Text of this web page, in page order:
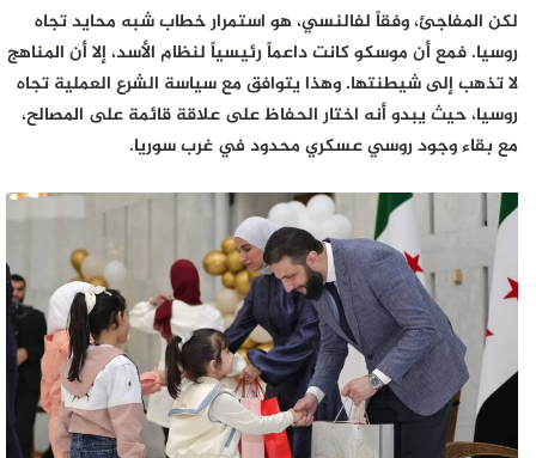
لكن المفاجئ، وفقاً لفالنسي، هو استمرار خطاب شبه محايد تجاه
روسيا. فمع أن موسكو كانت داعماً رئيسياً لنظام الأسد، إلا أن المناهج
لا تذهب إلى شيطنتها. وهذا يتوافق مع سياسة الشرع العملية تجاه
روسيا، حيث يبدو أنه اختار الحفاظ على علاقة قائمة على المصالح،
مع بقاء وجود روسي عسكري محدود في غرب سوريا.